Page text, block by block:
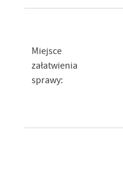
Miejsce
załatwienia
sprawy: